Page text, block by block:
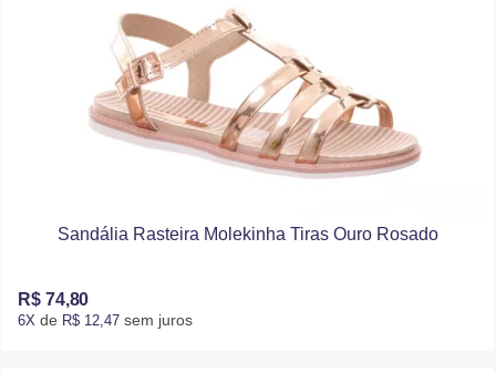
Sandália Rasteira Molekinha Tiras Ouro Rosado
R$ 74,80
6X de R$ 12,47 sem juros